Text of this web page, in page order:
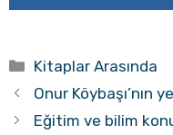
Kategoriler
Kitaplar Arasında
Onur Köybaşı’nın
Eğitim ve bilim